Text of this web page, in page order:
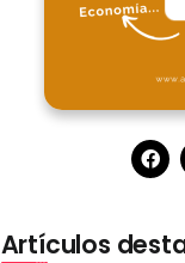
Artículos